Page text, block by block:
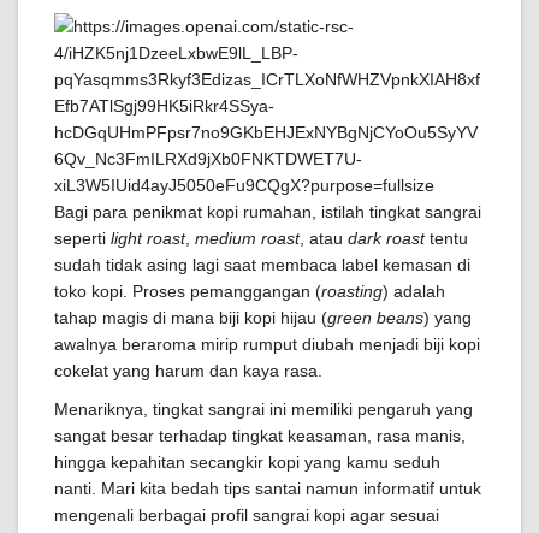
Bagi para penikmat kopi rumahan, istilah tingkat sangrai
seperti light roast, medium roast, atau dark roasttentu
sudah tidak asing lagi saat membaca label kemasan di
toko kopi. Proses pemanggangan (roasting) adalah
tahap magis di mana biji kopi hijau (green beans) yang
awalnya beraroma mirip rumput diubah menjadi biji kopi
cokelat yang harum dan kaya rasa.
Menariknya, tingkat sangrai ini memiliki pengaruh yang
sangat besar terhadap tingkat keasaman, rasa manis,
hingga kepahitan secangkir kopi yang kamu seduh
nanti. Mari kita bedah tips santai namun informatif untuk
mengenali berbagai profil sangrai kopi agar sesuai